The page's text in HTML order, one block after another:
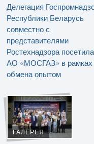
Делегация
Республики Беларусь
совместно с
представителями
Ростехнадзора посетила
АО «МОСГАЗ» в рамках
обмена опытом
ГАЛЕРЕЯ